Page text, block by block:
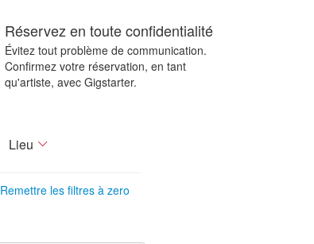
Réservez en toute confidentialité
Évitez tout problème de communication.
Confirmez votre réservation, en tant
qu'artiste, avec Gigstarter.
Lieu
Remettre les filtres à zero